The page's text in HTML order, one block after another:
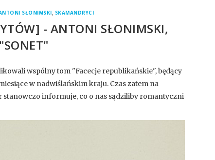
SŁONIMSKI, SKAMANDRYCI
- ANTONI SŁONIMSKI,
"SONET"
wspólny tom "Facecje republikańskie", będący
w nadwiślańskim kraju. Czas zatem na
stanowczo informuje, co o nas sądziliby romantyczni